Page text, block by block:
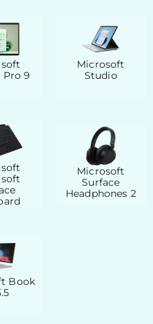
Pro 9
Microsoft
Studio
Microsoft
Surface
Headphones 2
Book